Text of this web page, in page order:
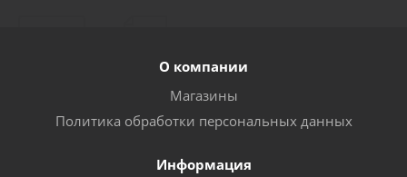
О компании
Магазины
Политика обработки персональных данных
Информация